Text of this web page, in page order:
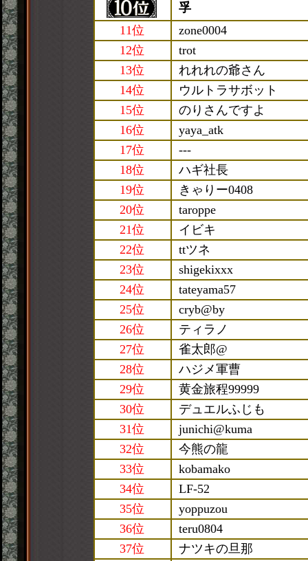
孚
11位
zone0004
12位
trot
13位
れれれの爺さん
14位
ウルトラサボット
15位
のりさんですよ
16位
yaya_atk
17位
---
18位
ハギ社長
19位
きゃりー0408
20位
taroppe
21位
イビキ
22位
ttツネ
23位
shigekixxx
24位
tateyama57
25位
cryb@by
26位
ティラノ
27位
雀太郎@
28位
ハジメ軍曹
29位
黄金旅程99999
30位
デュエルふじも
31位
junichi@kuma
32位
今熊の龍
33位
kobamako
34位
LF-52
35位
yoppuzou
36位
teru0804
37位
ナツキの旦那